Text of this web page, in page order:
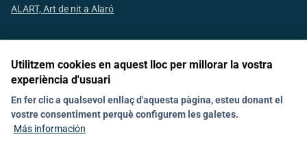
ALART, Art de nit a Alaró
Síguenos en las redes sociales
Política de galetes (Cookies)
Contacto
Declaració d'accesibilitat
Utilitzem cookies en aquest lloc per millorar la vostra
experiència d'usuari
En fer clic a qualsevol enllaç d'aquesta pàgina, esteu donant el
vostre consentiment perquè configurem les galetes.
Más información